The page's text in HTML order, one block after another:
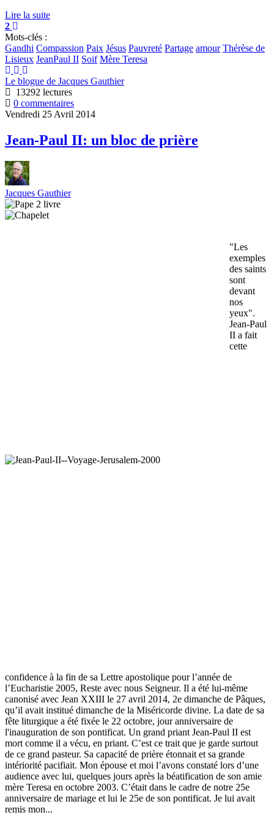
Lire la suite
2
Mots-clés :
Gandhi Compassion Paix Jésus Pauvreté Partage amour Thérèse de
Lisieux JeanPaul II Soif Mère Teresa
Le blogue de Jacques Gauthier
13292 lectures
0 commentaires
Vendredi 25 Avril 2014
Jean-Paul II: un bloc de prière
Jacques Gauthier
"Les
exemples
des saints
sont
devant
nos
yeux".
Jean-Paul
II a fait
cette
confidence à la fin de sa Lettre apostolique pour l’année de
l’Eucharistie 2005, Reste avec nous Seigneur. Il a été lui-même
canonisé avec Jean XXIII le 27 avril 2014, 2e dimanche de Pâques,
qu’il avait institué dimanche de la Miséricorde divine. La date de sa
fête liturgique a été fixée le 22 octobre, jour anniversaire de
l'inauguration de son pontificat. Un grand priant Jean-Paul II est
mort comme il a vécu, en priant. C’est ce trait que je garde surtout
de ce grand pasteur. Sa capacité de prière étonnait et sa grande
intériorité pacifiait. Mon épouse et moi l’avons constaté lors d’une
audience avec lui, quelques jours après la béatification de son amie
mère Teresa en octobre 2003. C’était dans le cadre de notre 25e
anniversaire de mariage et lui le 25e de son pontificat. Je lui avait
remis mon...